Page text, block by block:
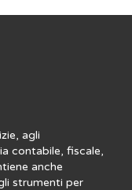
agli
contabile, fiscale,
anche
strumenti per